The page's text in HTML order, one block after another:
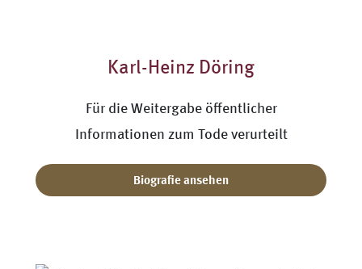
Karl-Heinz Döring
Für die Weitergabe öffentlicher
Informationen zum Tode verurteilt
Biografie ansehen